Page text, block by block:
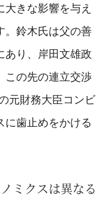
きな影響を与え
。鈴木氏は父の善
あり、岸田文雄政
この先の連立交渉
元財務大臣コンビ
に歯止めをかける
ミクスは異なる